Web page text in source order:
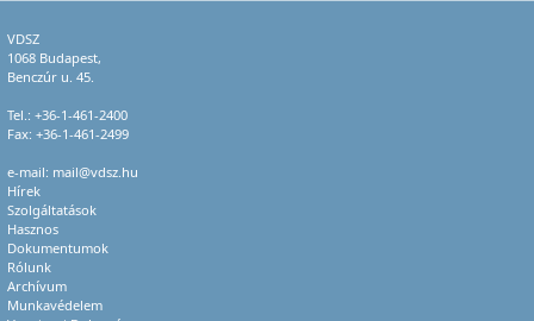
VDSZ
1068 Budapest,
Benczúr u. 45.
Tel.: +36-1-461-2400
Fax: +36-1-461-2499
e-mail: mail@vdsz.hu
Hírek
Szolgáltatások
Hasznos
Dokumentumok
Rólunk
Archívum
Munkavédelem